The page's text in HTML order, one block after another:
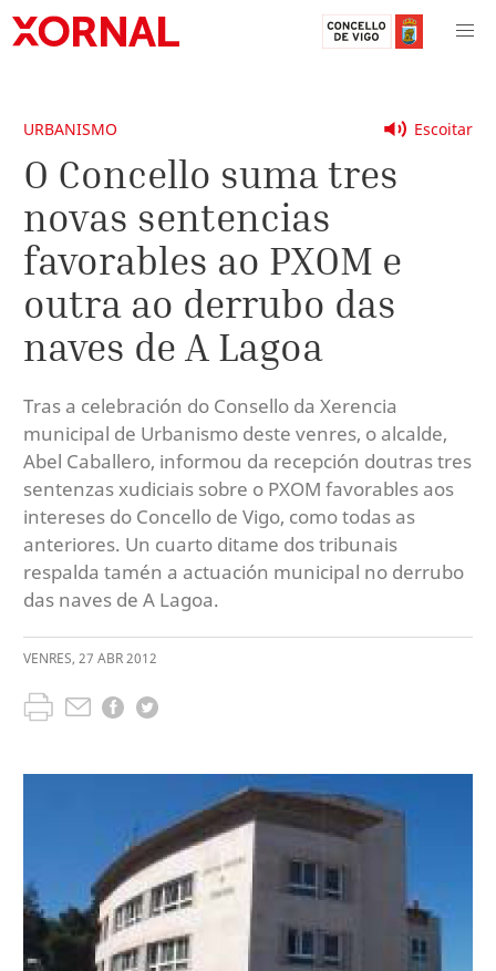
Escoitar
URBANISMO
O Concello suma tres
novas sentencias
favorables ao PXOM e
outra ao derrubo das
naves de A Lagoa
Tras a celebración do Consello da Xerencia
municipal de Urbanismo deste venres, o alcalde,
Abel Caballero, informou da recepción doutras tres
sentenzas xudiciais sobre o PXOM favorables aos
intereses do Concello de Vigo, como todas as
anteriores. Un cuarto ditame dos tribunais
respalda tamén a actuación municipal no derrubo
das naves de A Lagoa.
VENRES, 27 ABR2012